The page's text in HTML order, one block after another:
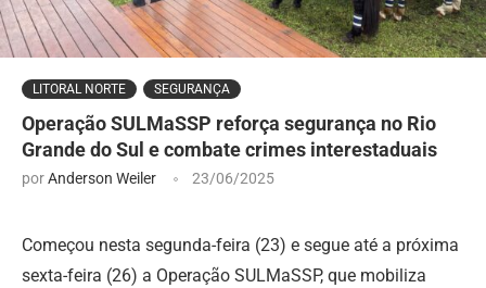
LITORAL NORTE SEGURANÇA
Operação SULMaSSP reforça segurança no Rio
Grande do Sul e combate crimes interestaduais
porAnderson Weiler 23/06/2025
Começou nesta segunda-feira (23) e segue até a próxima
sexta-feira (26) a Operação SULMaSSP, que mobiliza